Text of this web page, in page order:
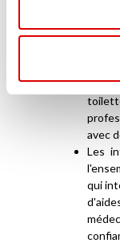
votre
avec
Les
qui